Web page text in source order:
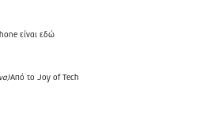
Από το Joy of Tech